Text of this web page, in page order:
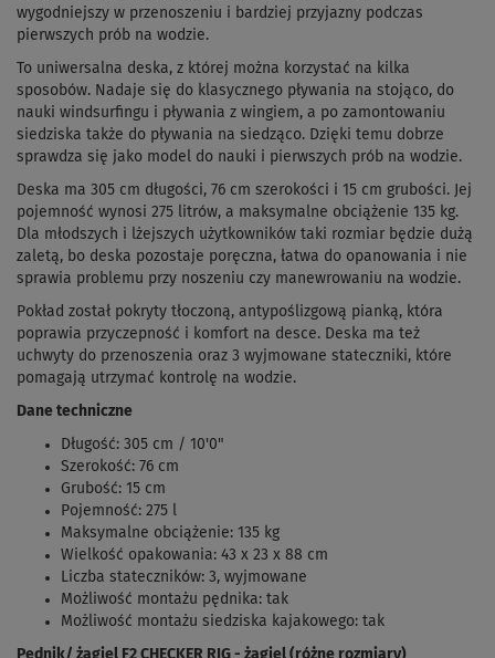
wygodniejszy w przenoszeniu i bardziej przyjazny podczas
pierwszych prób na wodzie.
To uniwersalna deska, z której można korzystać na kilka
sposobów. Nadaje się do klasycznego pływania na stojąco, do
nauki windsurfingu i pływania z wingiem, a po zamontowaniu
siedziska także do pływania na siedząco. Dzięki temu dobrze
sprawdza się jako model do nauki i pierwszych prób na wodzie.
Deska ma 305 cm długości, 76 cm szerokości i 15 cm grubości. Jej
pojemność wynosi 275 litrów, a maksymalne obciążenie 135 kg.
Dla młodszych i lżejszych użytkowników taki rozmiar będzie dużą
zaletą, bo deska pozostaje poręczna, łatwa do opanowania i nie
sprawia problemu przy noszeniu czy manewrowaniu na wodzie.
Pokład został pokryty tłoczoną, antypoślizgową pianką, która
poprawia przyczepność i komfort na desce. Deska ma też
uchwyty do przenoszenia oraz 3 wyjmowane stateczniki, które
pomagają utrzymać kontrolę na wodzie.
Dane techniczne
Długość: 305 cm / 10'0"
Szerokość: 76 cm
Grubość: 15 cm
Pojemność: 275 l
Maksymalne obciążenie: 135 kg
Wielkość opakowania: 43 x 23 x 88 cm
Liczba stateczników: 3, wyjmowane
Możliwość montażu pędnika: tak
Możliwość montażu siedziska kajakowego: tak
Pędnik/ żagiel F2 CHECKER RIG - żagiel (różne rozmiary)